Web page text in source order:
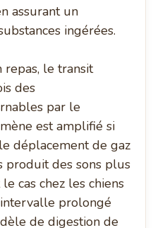
assurant un
ingérées.
repas, le transit
des
par le
est amplifié si
déplacement de gaz
produit des sons plus
cas chez les chiens
prolongé
de digestion de